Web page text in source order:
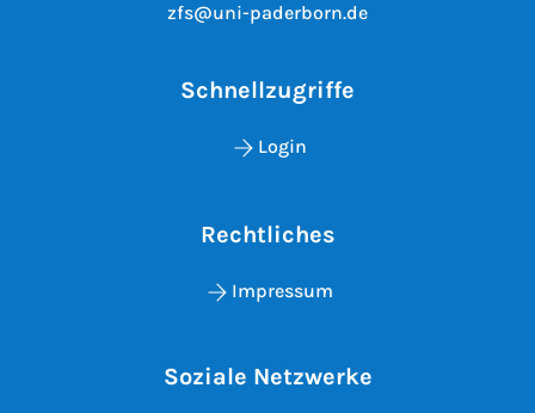
zfs@uni-paderborn.de
Schnellzugriffe
Login
Rechtliches
Impressum
Soziale Netzwerke